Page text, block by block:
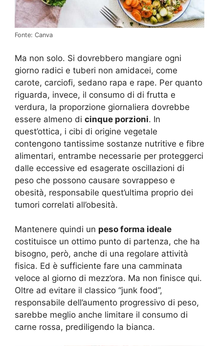
Fonte: Canva
Ma non solo. Si dovrebbero mangiare ogni
giorno radici e tuberi non amidacei, come
carote, carciofi, sedano rapa e rape. Per quanto
riguarda, invece, il consumo di di frutta e
verdura, la proporzione giornaliera dovrebbe
essere almeno di cinque porzioni. In
quest’ottica, i cibi di origine vegetale
contengono tantissime sostanze nutritive e fibre
alimentari, entrambe necessarie per proteggerci
dalle eccessive ed esagerate oscillazioni di
peso che possono causare sovrappeso e
obesità, responsabile quest’ultima proprio dei
tumori correlati all’obesità.
Mantenere quindi un peso forma ideale
costituisce un ottimo punto di partenza, che ha
bisogno, però, anche di una regolare attività
fisica. Ed è sufficiente fare una camminata
veloce al giorno di mezz’ora. Ma non finisce qui.
Oltre ad evitare il classico “junk food”,
responsabile dell’aumento progressivo di peso,
sarebbe meglio anche limitare il consumo di
carne rossa, prediligendo la bianca.